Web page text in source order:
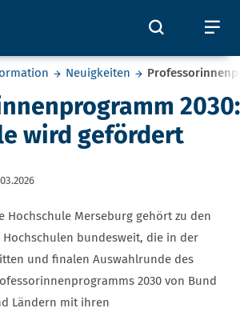
Öffnet
Neuigkeiten
2030:
wird gefördert
Hochschule Merseburg gehört zu den
Hochschulen bundesweit, die in der
und finalen Auswahlrunde des
2030 von Bund
Ländern mit ihren